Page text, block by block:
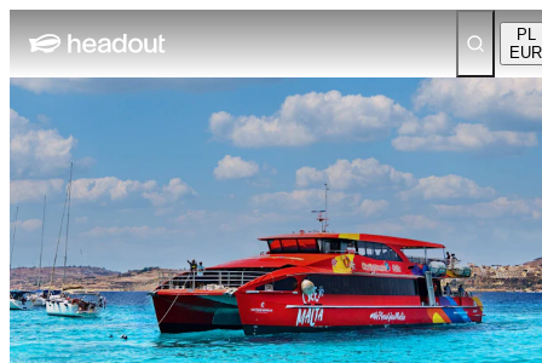
PL
EUR